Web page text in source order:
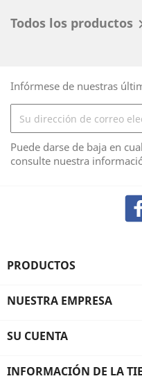
Todos los productos
Infórmese de nuestras
Puede darse de baja en
consulte nuestra
PRODUCTOS
NUESTRA EMPRESA
SU CUENTA
INFORMACIÓN DE LA